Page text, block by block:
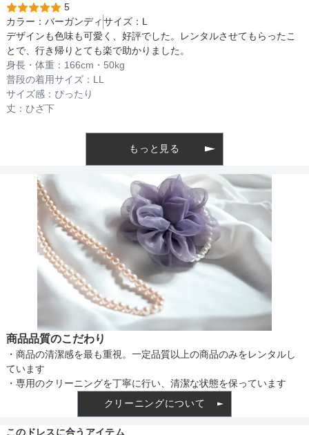
トップスのサイズ
サイズ (cm)
トップス着丈
33 33
37 39
アームホール 38
バスト 86 90
着丈目安
ファスナー
5
カラー： バーガンディ サイズ： L
デザインも色味も可愛く、好評でした。レンタルさせてもらったこ
とで、行き帰りとても楽で助かりました。
身長・体重： 166cm・ 50kg
普段の着用サイズ： LL
サイズ感： ぴったり
丈： ひざ下
もっと見る
商品品質のこだわり
・商品の清潔感を最も重視。一定品質以上の商品のみをレンタルし
ています
・専用のクリーニングを丁寧に行い、清潔な状態を保っています
クリーニングについて
このドレスに合うアイテム